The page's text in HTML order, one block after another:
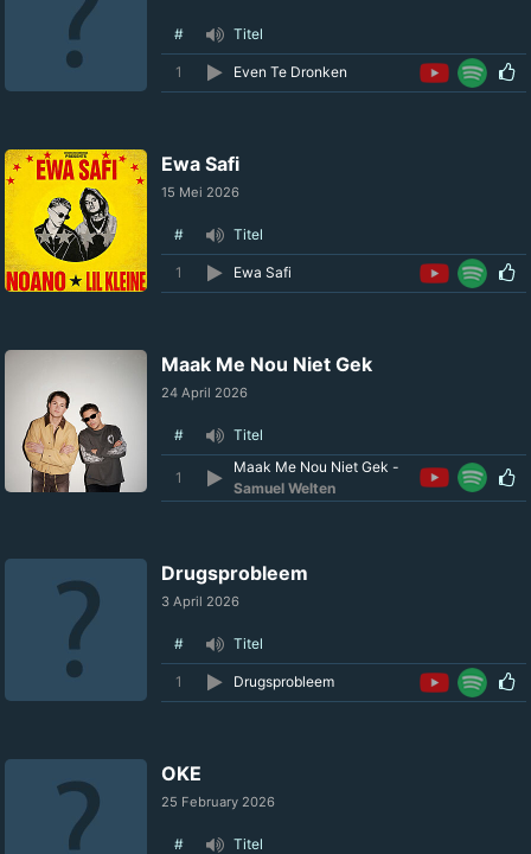
# Titel
1 Even Te Dronken
Ewa Safi
15 Mei 2026
# Titel
1 Ewa Safi
Maak Me Nou Niet Gek
24 April 2026
# Titel
1
Maak Me Nou Niet Gek -
Samuel Welten
Drugsprobleem
3 April 2026
# Titel
1 Drugsprobleem
OKE
25 February 2026
# Titel